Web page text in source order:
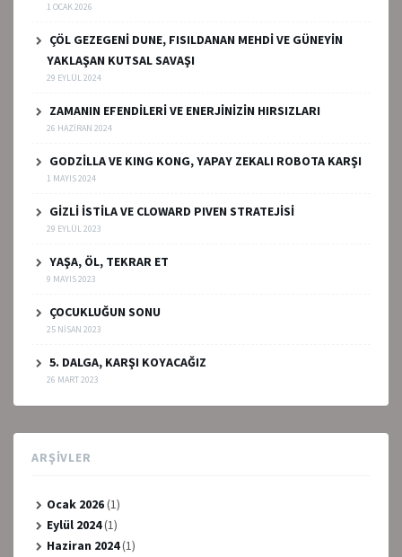
1 OCAK 2026
ÇÖL GEZEGENİ DUNE, FISILDANAN MEHDİ VE GÜNEYİN
YAKLAŞAN KUTSAL SAVAŞI
29 EYLÜL 2024
ZAMANIN EFENDİLERİ VE ENERJİNİZİN HIRSIZLARI
26 HAZIRAN 2024
GODZİLLA VE KING KONG, YAPAY ZEKALI ROBOTA KARŞI
1 MAYIS 2024
GİZLİ İSTİLA VE CLOWARD PIVEN STRATEJİSİ
29 EYLÜL 2023
YAŞA, ÖL, TEKRAR ET
9 MAYIS 2023
ÇOCUKLUĞUN SONU
25 NISAN 2023
5. DALGA, KARŞI KOYACAĞIZ
26 MART 2023
ARŞIVLER
Ocak 2026(1)
Eylül 2024(1)
Haziran 2024(1)